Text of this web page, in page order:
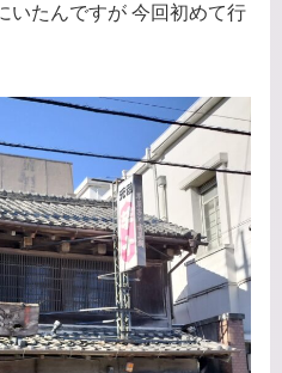
いたんですが 今回初めて行